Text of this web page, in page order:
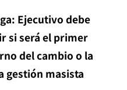
Ejecutivo debe
si será el primer
del cambio o la
gestión masista